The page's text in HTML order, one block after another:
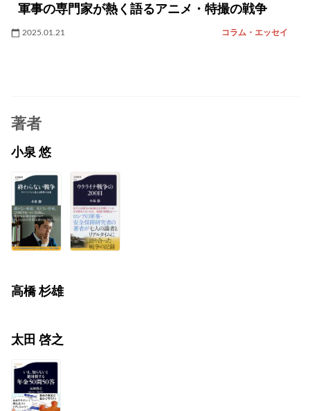
軍事の専門家が熱く語るアニメ・特撮の戦争
2025.01.21 コラム・エッセイ
著者
小泉 悠
高橋 杉雄
太田 啓之